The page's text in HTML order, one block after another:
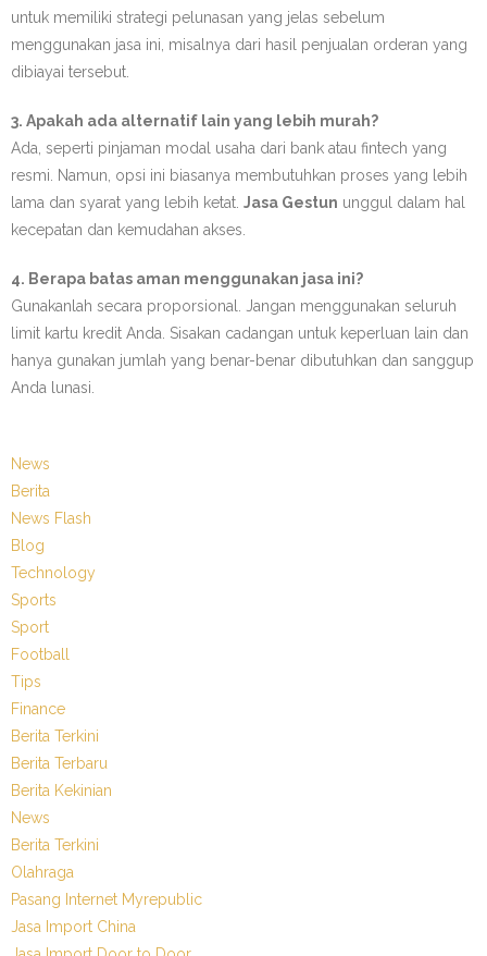
untuk memiliki strategi pelunasan yang jelas sebelum
menggunakan jasa ini, misalnya dari hasil penjualan orderan yang
dibiayai tersebut.
3. Apakah ada alternatif lain yang lebih murah?
Ada, seperti pinjaman modal usaha dari bank atau fintech yang
resmi. Namun, opsi ini biasanya membutuhkan proses yang lebih
lama dan syarat yang lebih ketat. Jasa Gestun unggul dalam hal
kecepatan dan kemudahan akses.
4. Berapa batas aman menggunakan jasa ini?
Gunakanlah secara proporsional. Jangan menggunakan seluruh
limit kartu kredit Anda. Sisakan cadangan untuk keperluan lain dan
hanya gunakan jumlah yang benar-benar dibutuhkan dan sanggup
Anda lunasi.
News
Berita
News Flash
Blog
Technology
Sports
Sport
Football
Tips
Finance
Berita Terkini
Berita Terbaru
Berita Kekinian
News
Berita Terkini
Olahraga
Pasang Internet Myrepublic
Jasa Import China